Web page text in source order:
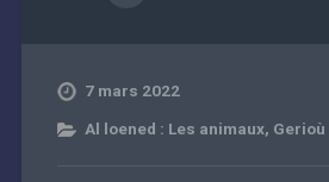
7 mars 2022
Al loened : Les animaux, Gerioù